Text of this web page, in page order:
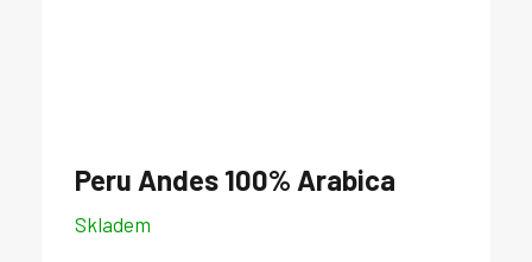
Peru Andes 100% Arabica
Skladem